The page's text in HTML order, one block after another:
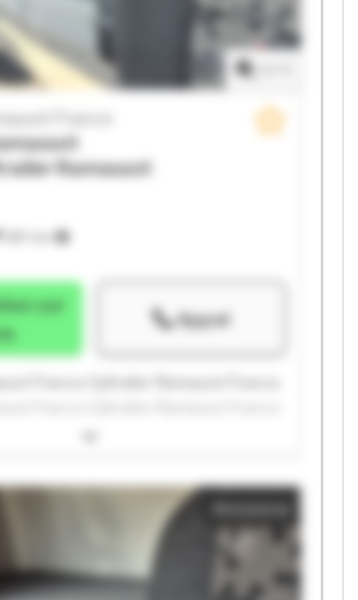
France
Ramassot
Appel
France Syltrailer Ramassot France
France Syltrailer Ramassot France
France Syltrailer Ramassot France
France Syltrailer Ramassot France
France Syltrailer Ramassot France
France Syltrailer Ramassot France
Annonce